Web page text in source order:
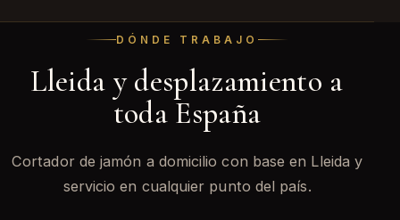
responsabilidad civil.
Sí. Con base en Lleida, tengo disponibilidad por
desplazamiento con antelación.
DÓNDE TRABAJO
Lleida y desplazamiento a
toda España
Cortador de jamón a domicilio con base en Lleida y
servicio en cualquier punto del país.